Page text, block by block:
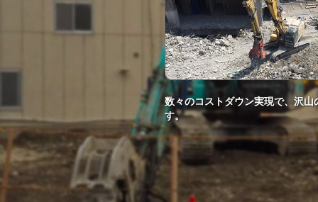
数々のコストダウン実現で、沢
す。